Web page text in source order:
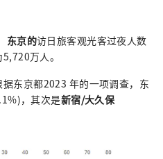
东京的访日旅客观光客过夜人数
万人。
东京都2023 年的一项调查，东
，其次是新宿/大久保